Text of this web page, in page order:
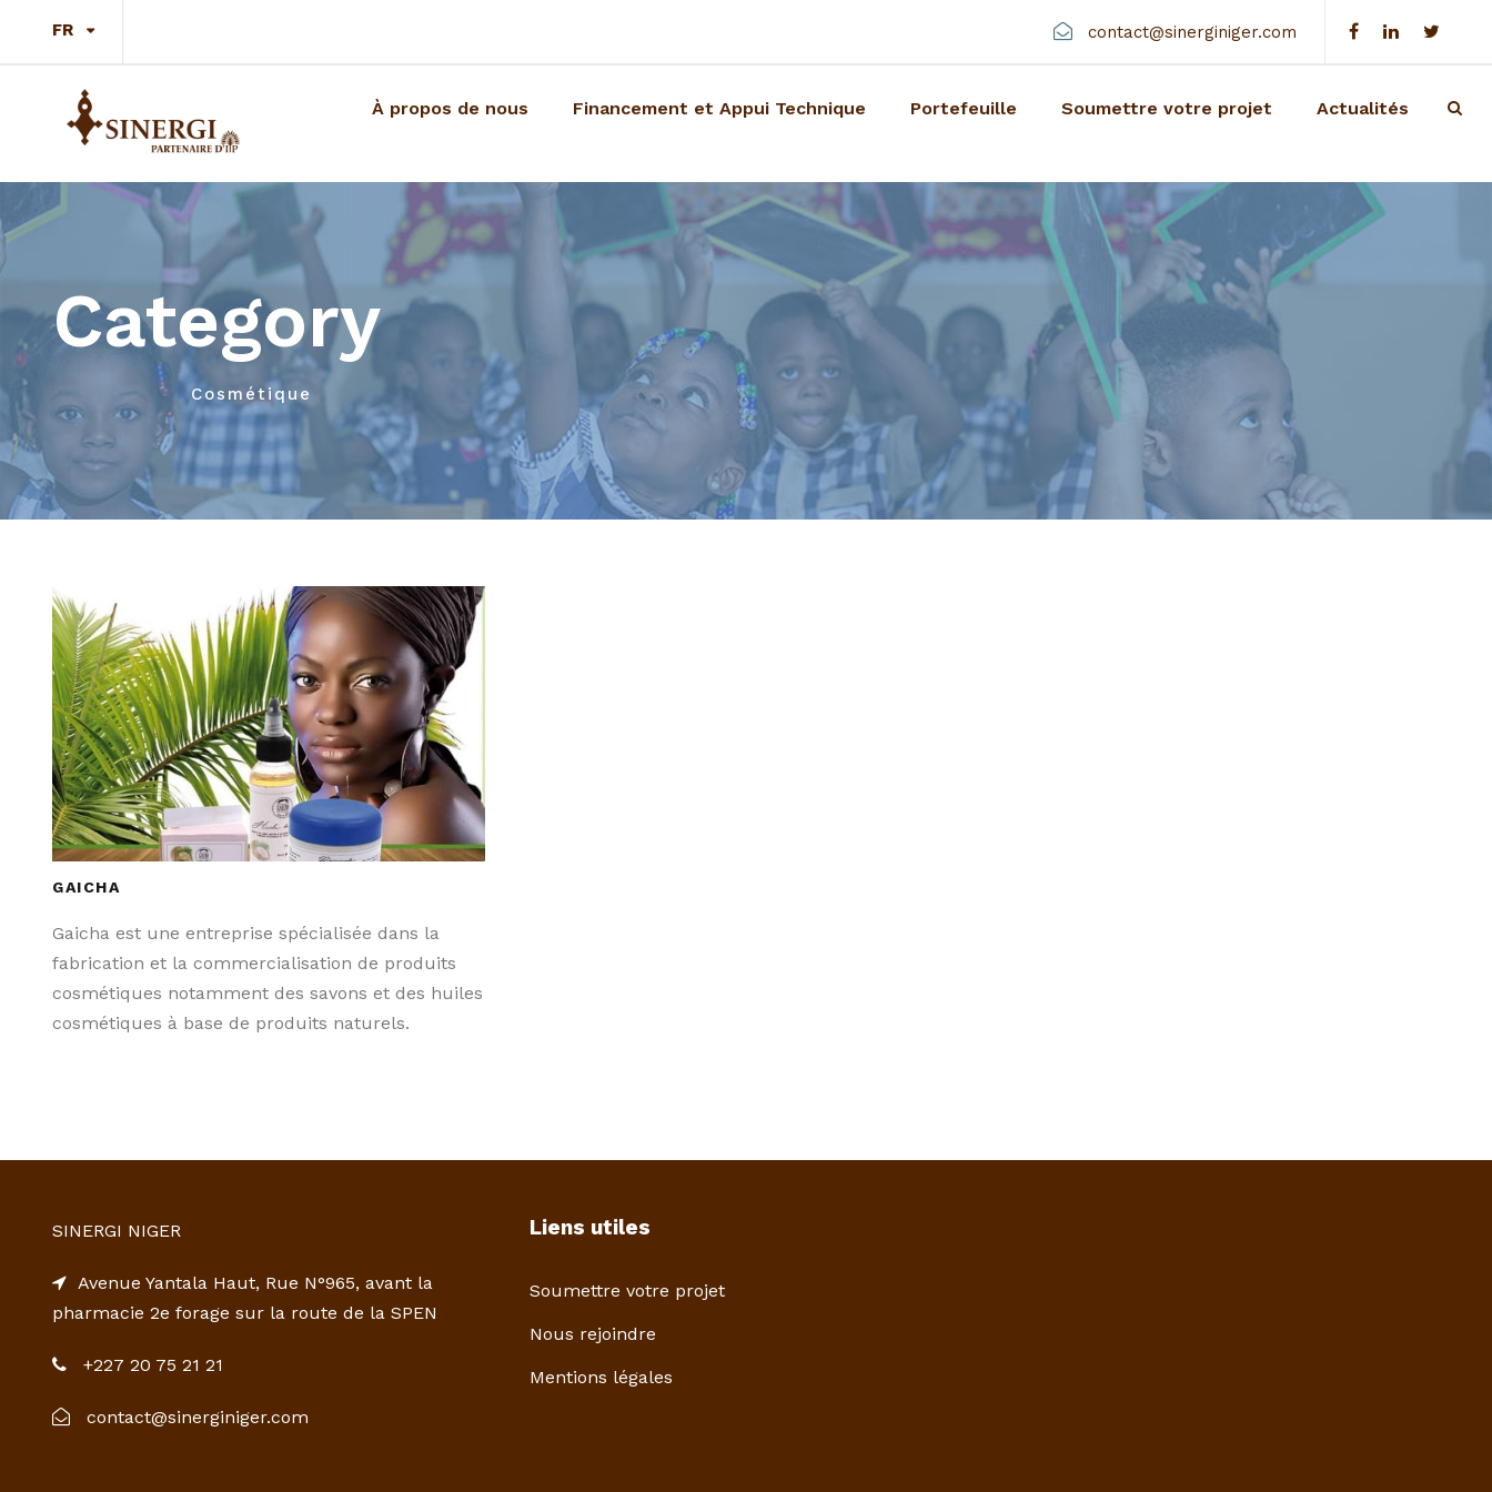
FR contact@sinerginiger.com
À propos de nous Financement et Appui Technique Portefeuille Soumettre votre projet Actualités
Category
Cosmétique
GAICHA
Gaicha est une entreprise spécialisée dans la
fabrication et la commercialisation de produits
cosmétiques notamment des savons et des huiles
cosmétiques à base de produits naturels.
SINERGI NIGER
Avenue Yantala Haut, Rue N°965, avant la
pharmacie 2e forage sur la route de la SPEN
+227 20 75 21 21
contact@sinerginiger.com
Liens utiles
Soumettre votre projet
Nous rejoindre
Mentions légales